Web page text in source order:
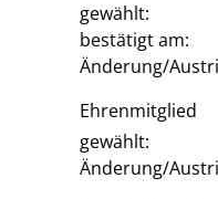
gewählt:
bestätigt am:
Änderung/
Ehrenmitglied
gewählt:
Änderung/